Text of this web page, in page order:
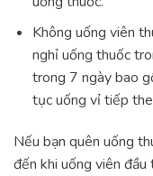
Không uống viên
nghỉ uống thuốc
trong 7 ngày bao
tục uống vỉ tiếp
Nếu bạn quên uống
đến khi uống viên đầu